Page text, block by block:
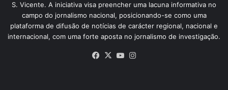
S. Vicente. A iniciativa visa preencher uma lacuna informativa no
campo do jornalismo nacional, posicionando-se como uma
plataforma de difusão de notícias de carácter regional, nacional e
internacional, com uma forte aposta no jornalismo de investigação.
Facebook
X YouTube